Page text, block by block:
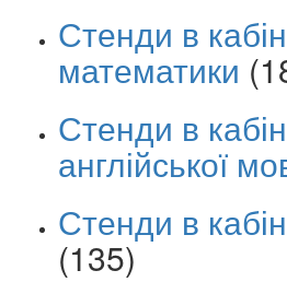
Стенди в
математики
Стенди в
англійської
Стенди в
(135)